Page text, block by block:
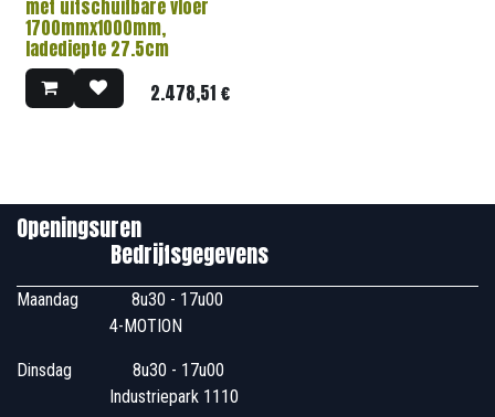
met uitschuifbare vloer
1700mmx1000mm,
ladediepte 27.5cm
2.478,51€
Openingsuren
Bedrijfsgegevens
Maandag
​8u30 - 17u00
4-MOTION
Dinsdag
​8u30 - 17u00
Industriepark 1110